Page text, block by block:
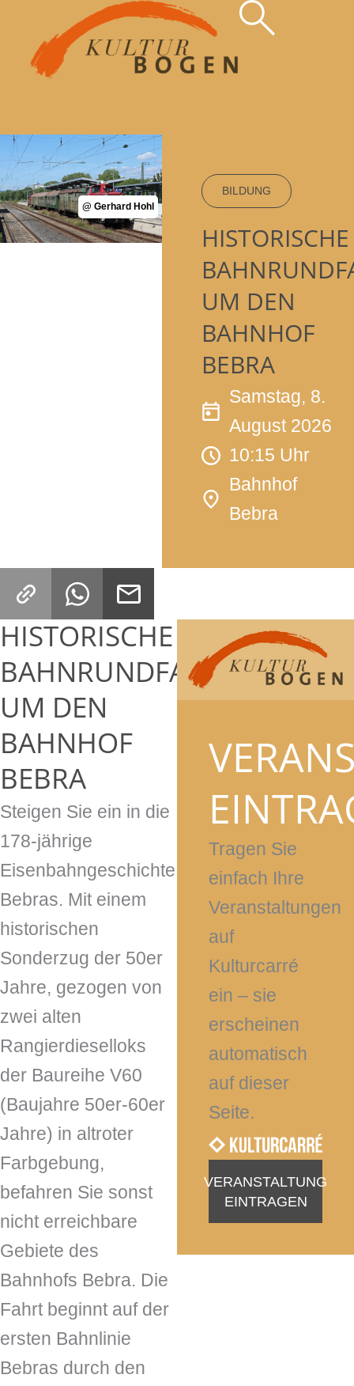
Inhalt
springen
@ Gerhard Hohl
BILDUNG
HISTORISCHE
UM DEN
BAHNHOF
BEBRA
Samstag, 8.
August 2026
10:15 Uhr
Bahnhof
Bebra
HISTORISCHE
BAHNRUNDFAHRT
UM DEN
BAHNHOF
BEBRA
Steigen Sie ein in die
178-jährige
Eisenbahngeschichte
Bebras. Mit einem
historischen
Sonderzug der 50er
Jahre, gezogen von
zwei alten
Rangierdieselloks
der Baureihe V60
(Baujahre 50er-60er
Jahre) in altroter
Farbgebung,
befahren Sie sonst
nicht erreichbare
Gebiete des
Bahnhofs Bebra. Die
Fahrt beginnt auf der
ersten Bahnlinie
Bebras durch den
Tragen Sie
einfach Ihre
Veranstaltungen
auf
Kulturcarré
ein – sie
erscheinen
automatisch
auf dieser
Seite.
VERANSTALTUNG
EINTRAGEN